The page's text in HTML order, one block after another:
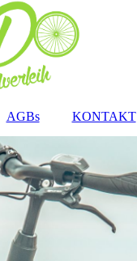
AGBs KONTAKT